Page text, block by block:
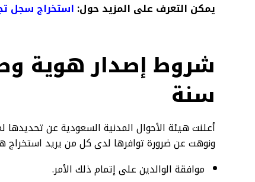
يمكن التعرف على المزيد حول: استخراج سجل
سنة
ونوهت عن ضرورة توافرها لدى كل من يريد استخراج
موافقة الوالدين على إتمام ذلك الأمر.